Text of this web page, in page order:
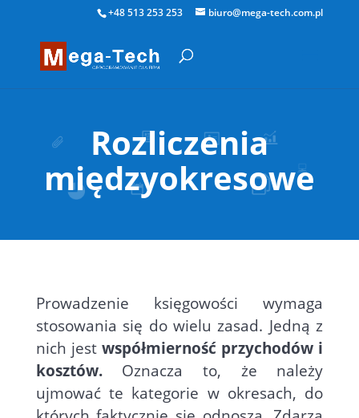
+48 513 253 253 biuro@mega-tech.com.pl
Rozliczenia
międzyokresowe
Prowadzenie księgowości wymaga
stosowania się do wielu zasad. Jedną z
nich jest współmierność przychodów i
kosztów.Oznacza to, że należy
ujmować te kategorie w okresach, do